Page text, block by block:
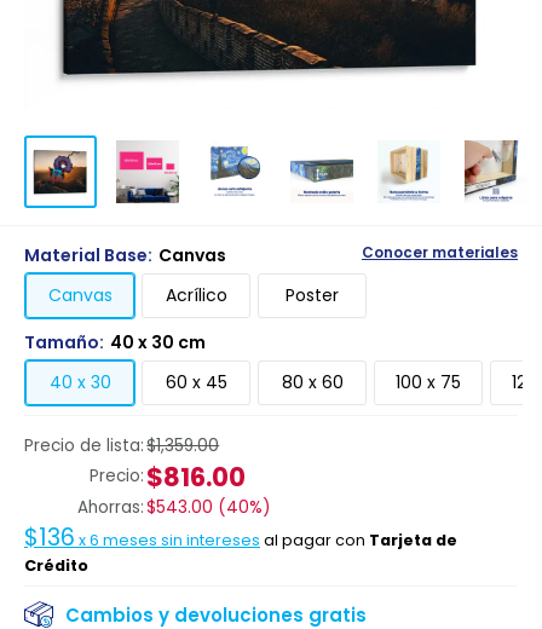
Precio de lista:$1,359.00
Precio: $816.00
Ahorras:$543.00 (40%)
$136 x6 meses sin intereses al pagar con Tarjeta de
Crédito
Cambios y devoluciones gratis
Material Base: Canvas Conocer materiales
Canvas Acrílico
Poster
Tamaño: 40 x 30 cm
40 x 30
60 x 45 80 x 60 100 x 75